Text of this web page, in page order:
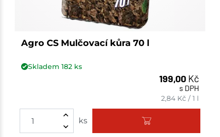
Agro CS Mulčovací kůra 70 l
Skladem 182ks
199,00 Kč
s DPH
2,84 Kč /1 l
ks Množství